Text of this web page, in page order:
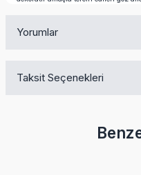
Yorumlar
Taksit Seçenekleri